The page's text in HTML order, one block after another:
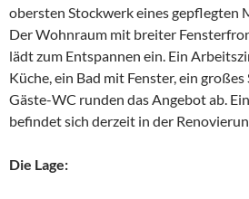
obersten Stockwerk eines gepflegten
Der Wohnraum mit breiter
lädt zum Entspannen ein. Ein
Küche, ein Bad mit Fenster, ein
Gäste-WC runden das Angebot ab.
befindet sich derzeit in der
Die Lage: